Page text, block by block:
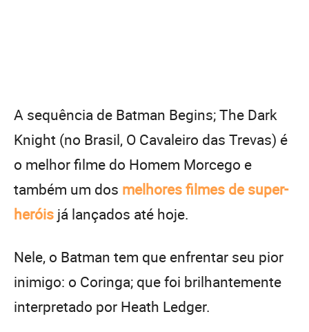
A sequência de Batman Begins; The Dark
Knight (no Brasil, O Cavaleiro das Trevas) é
o melhor filme do Homem Morcego e
também um dos melhores filmes de super-
heróis já lançados até hoje.
Nele, o Batman tem que enfrentar seu pior
inimigo: o Coringa; que foi brilhantemente
interpretado por Heath Ledger.